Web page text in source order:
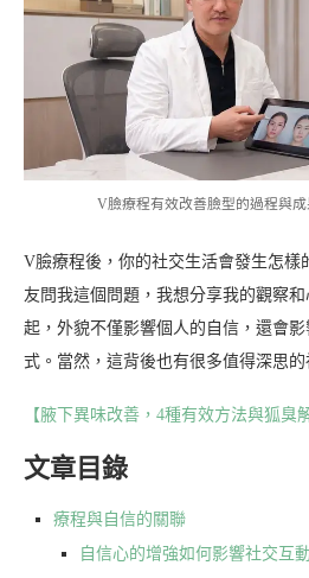
V臉療程有效改善臉型的過程與成
V臉療程後，你的社交生活會發生怎樣
友問我這個問題，我想分享我的觀察
起，外貌不僅影響個人的自信，還會
式。當然，這背後也有很多值得深思的
【腋下異味改善，4種有效方法與狐臭
文章目錄
療程與自信的關聯
自信心的增強如何影響社交互動